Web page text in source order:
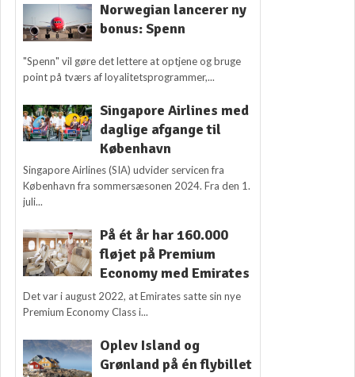
Norwegian lancerer ny
bonus: Spenn
"Spenn" vil gøre det lettere at optjene og bruge
point på tværs af loyalitetsprogrammer,...
Singapore Airlines med
daglige afgange til
København
Singapore Airlines (SIA) udvider servicen fra
København fra sommersæsonen 2024. Fra den 1.
juli...
På ét år har 160.000
fløjet på Premium
Economy med Emirates
Det var i august 2022, at Emirates satte sin nye
Premium Economy Class i...
Oplev Island og
Grønland på én flybillet